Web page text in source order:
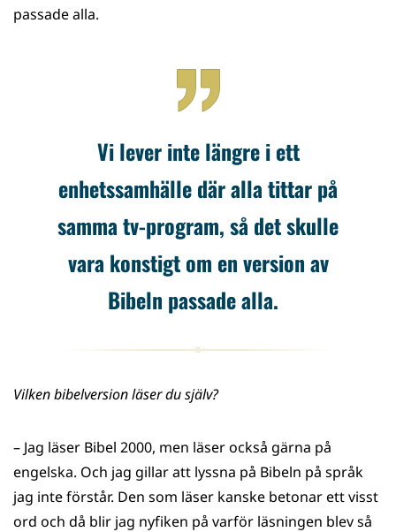
passade alla.
Vi lever inte längre i ett
enhetssamhälle där alla tittar på
samma tv-program, så det skulle
vara konstigt om en version av
Bibeln passade alla.
Vilken bibelversion läser du själv?
– Jag läser Bibel 2000, men läser också gärna på
engelska. Och jag gillar att lyssna på Bibeln på språk
jag inte förstår. Den som läser kanske betonar ett visst
ord och då blir jag nyfiken på varför läsningen blev så